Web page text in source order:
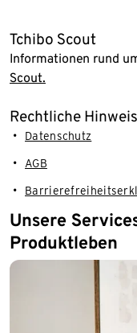
Tchibo Scout
Informationen rund
Scout.
Rechtliche
Datenschutz
AGB
Unsere
Produktleben